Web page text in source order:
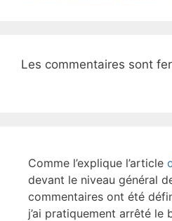
Les commentaires sont
Comme l’explique l’article
devant le niveau général
commentaires ont été
j’ai pratiquement arrêté le